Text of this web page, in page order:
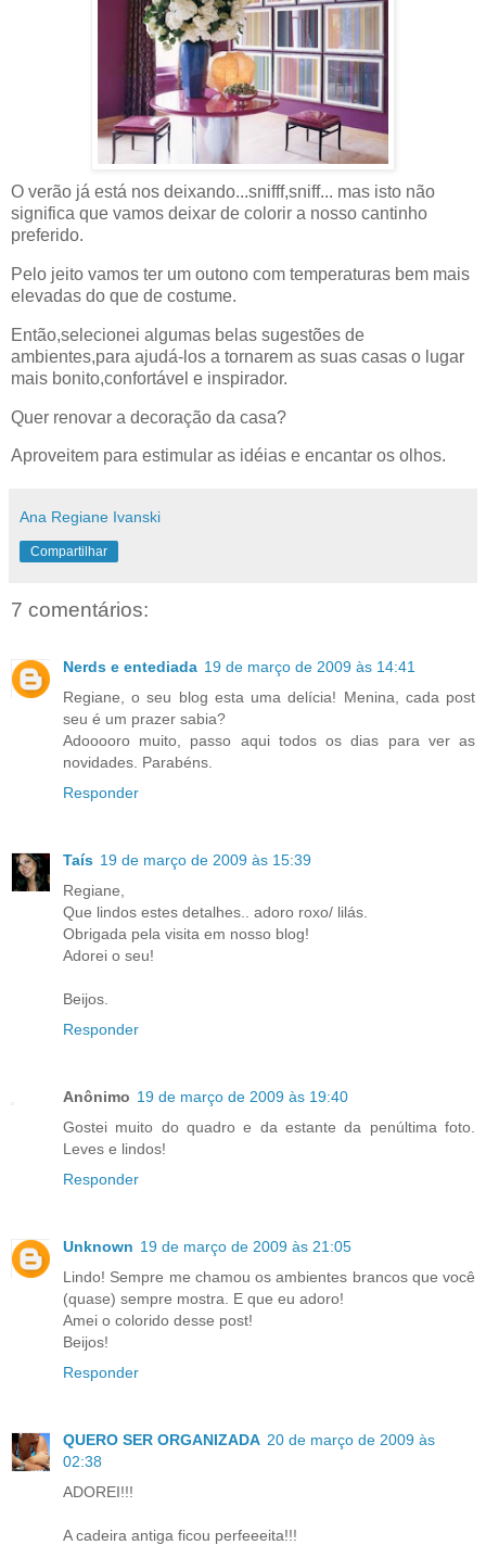
O verão já está nos deixando...snifff,sniff... mas isto não
significa que vamos deixar de colorir a nosso cantinho
preferido.
Pelo jeito vamos ter um outono com temperaturas bem mais
elevadas do que de costume.
Então,selecionei algumas belas sugestões de
ambientes,para ajudá-los a tornarem as suas casas o lugar
mais bonito,confortável e inspirador.
Quer renovar a decoração da casa?
Aproveitem para estimular as idéias e encantar os olhos.
Ana Regiane Ivanski
Compartilhar
7 comentários:
Nerds e entediada 19 de março de 2009 às 14:41
Regiane, o seu blog esta uma delícia! Menina, cada post
seu é um prazer sabia?
Adooooro muito, passo aqui todos os dias para ver as
novidades. Parabéns.
Responder
Taís 19 de março de 2009 às 15:39
Regiane,
Que lindos estes detalhes.. adoro roxo/ lilás.
Obrigada pela visita em nosso blog!
Adorei o seu!
Beijos.
Responder
Anônimo 19 de março de 2009 às 19:40
Gostei muito do quadro e da estante da penúltima foto.
Leves e lindos!
Responder
Unknown 19 de março de 2009 às 21:05
Lindo! Sempre me chamou os ambientes brancos que você
(quase) sempre mostra. E que eu adoro!
Amei o colorido desse post!
Beijos!
Responder
QUERO SER ORGANIZADA 20 de março de 2009 às
02:38
ADOREI!!!
A cadeira antiga ficou perfeeeita!!!